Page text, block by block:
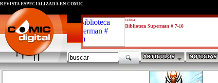
critica
Biblioteca Superman # 7-10
REVISTA ESPECIALIZADA EN CÓMIC